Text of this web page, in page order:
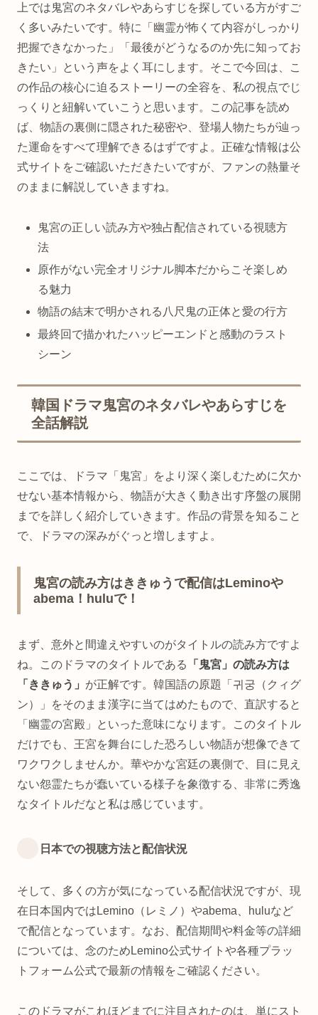
上では鬼宮のネタバレやあらすじを探している方がすご
く多いみたいです。特に「幽霊が怖くて内容がしっかり
把握できなかった」「最後がどうなるのか先に知ってお
きたい」という声をよく耳にします。そこで今回は、こ
の作品の核心に迫るストーリーの全容を、私の視点でじ
っくりと紐解いていこうと思います。この記事を読め
ば、物語の裏側に隠された秘密や、登場人物たちが辿っ
た運命をすべて理解できるはずですよ。正確な情報は公
式サイトをご確認いただきたいですが、ファンの熱量そ
のままに解説していきますね。
鬼宮の正しい読み方や独占配信されている視聴方
法
原作がない完全オリジナル脚本だからこそ楽しめ
る魅力
物語の結末で明かされる八尺鬼の正体と愛の行方
最終回で描かれたハッピーエンドと感動のラスト
シーン
韓国ドラマ鬼宮のネタバレやあらすじを
全話解説
ここでは、ドラマ「鬼宮」をより深く楽しむために欠か
せない基本情報から、物語が大きく動き出す序盤の展開
までを詳しく紹介していきます。作品の背景を知ること
で、ドラマの深みがぐっと増しますよ。
鬼宮の読み方はききゅうで配信はLeminoや
abema！huluで！
まず、意外と間違えやすいのがタイトルの読み方ですよ
ね。このドラマのタイトルである
「鬼宮」の読み方は
「ききゅう」 が正解です。韓国語の原題「귀궁（クィグ
ン）」をそのまま漢字に当てはめたもので、直訳すると
「幽霊の宮殿」といった意味になります。このタイトル
だけでも、王宮を舞台にした恐ろしい物語が想像できて
ワクワクしませんか。華やかな宮廷の裏側で、目に見え
ない怨霊たちが蠢いている様子を象徴する、非常に秀逸
なタイトルだなと私は感じています。
日本での視聴方法と配信状況
そして、多くの方が気になっている配信状況ですが、現
在日本国内ではLemino（レミノ）やabema、huluなど
で配信となっています。なお、配信期間や料金等の詳細
については、念のためLemino公式サイトや各種プラッ
トフォーム公式で最新の情報をご確認ください。
このドラマがこれほどまでに注目されたのは、単にスト